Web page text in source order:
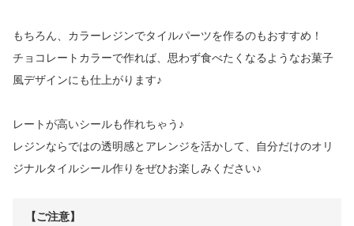
もちろん、カラーレジンでタイルパーツを作るのもおすすめ！
チョコレートカラーで作れば、思わず食べたくなるようなお菓子
風デザインにも仕上がります♪
レートが高いシールも作れちゃう♪
レジンならではの透明感とアレンジを活かして、自分だけのオリ
ジナルタイルシール作りをぜひお楽しみください♪
【ご注意】